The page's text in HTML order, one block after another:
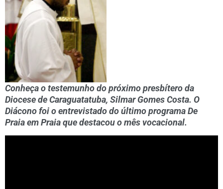
Conheça o testemunho do próximo presbítero da
Diocese de Caraguatatuba, Silmar Gomes Costa. O
Diácono foi o entrevistado do último programa De
Praia em Praia que destacou o mês vocacional.